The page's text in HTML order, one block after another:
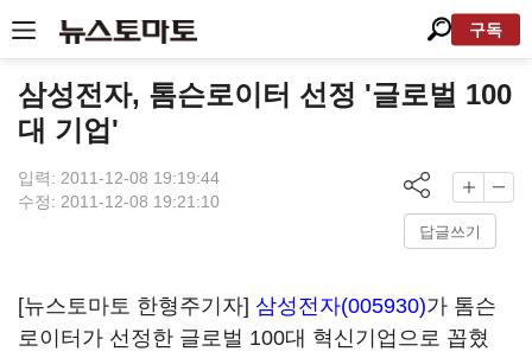
구독
삼성전자, 톰슨로이터 선정 '글로벌 100
대 기업'
입력: 2011-12-08 19:19:44
수정: 2011-12-08 19:21:10
답글쓰기
[뉴스토마토 한형주기자] 삼성전자(005930)가 톰슨
로이터가 선정한 글로벌 100대 혁신기업으로 꼽혔